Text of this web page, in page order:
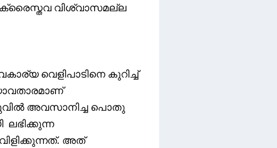
ക്രൈസ്തവ വിശ്വാസമല്ല
വെളിപാടിനെ കുറിച്ച്
അവസാനിച്ച പൊതു
ലഭിക്കുന്ന
അത്